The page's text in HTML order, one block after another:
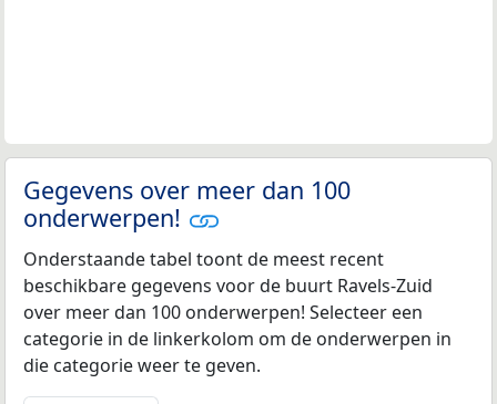
Gegevens over meer dan 100
onderwerpen!
Onderstaande tabel toont de meest recent
beschikbare gegevens voor de buurt Ravels-Zuid
over meer dan 100 onderwerpen! Selecteer een
categorie in de linkerkolom om de onderwerpen in
die categorie weer te geven.